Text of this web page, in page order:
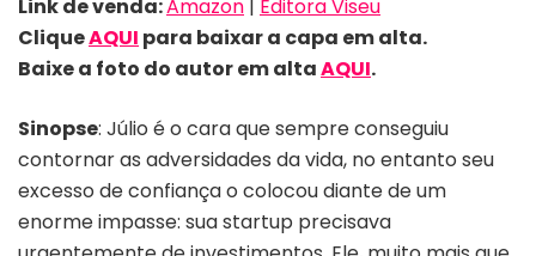
Link de venda:Amazon | Editora Viseu
CliqueAQUI para baixar a capa em alta.
Baixe a foto do autor em altaAQUI.
Sinopse: Júlio é o cara que sempre conseguiu
contornar as adversidades da vida, no entanto seu
excesso de confiança o colocou diante de um
enorme impasse: sua startup precisava